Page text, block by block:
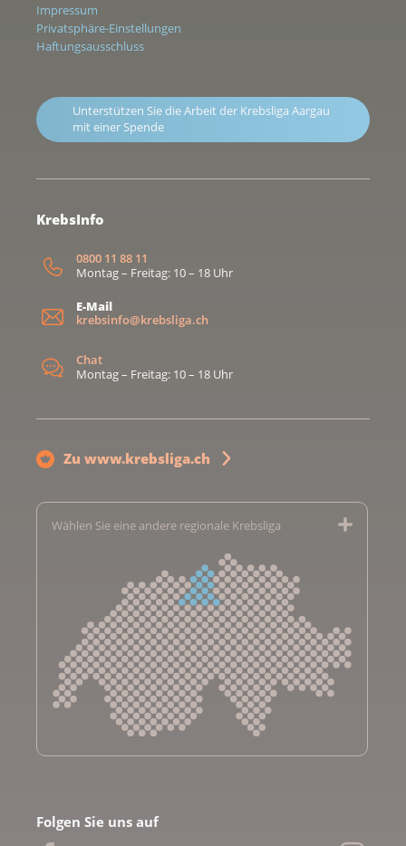
Impressum
Privatsphäre-Einstellungen
Haftungsausschluss
Unterstützen Sie die Arbeit der Krebsliga Aargau
mit einer Spende
KrebsInfo
0800 11 88 11
Montag – Freitag: 10 – 18 Uhr
E-Mail
krebsinfo@krebsliga.ch
Chat
Montag – Freitag: 10 – 18 Uhr
Zu www.krebsliga.ch
Wählen Sie eine andere regionale Krebsliga
Krebsliga Bern
Folgen Sie uns auf